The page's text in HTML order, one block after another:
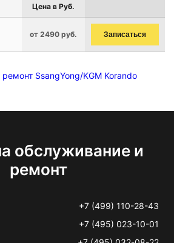
Цена в Руб.
от 2490 руб. Записаться
SsangYong/KGM Korando
обслуживание и
ремонт
+7 (499) 110-28-43
+7 (495) 023-10-01